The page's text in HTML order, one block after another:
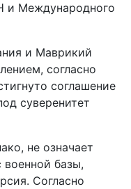
и Международного
и Маврикий
согласно
соглашение
суверенитет
не означает
базы,
Согласно